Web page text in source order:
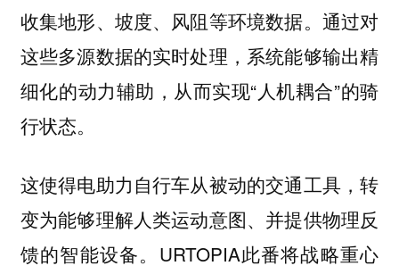
收集地形、坡度、风阻等环境数据。通过对
这些多源数据的实时处理，系统能够输出精
细化的动力辅助，从而实现“人机耦合”的骑
行状态。
这使得电助力自行车从被动的交通工具，转
变为能够理解人类运动意图、并提供物理反
馈的智能设备。URTOPIA此番将战略重心